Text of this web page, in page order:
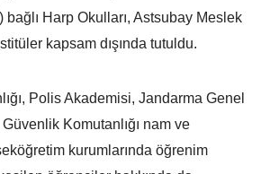
Harp Okulları, Astsubay Meslek
kapsam dışında tutuldu.
Polis Akademisi, Jandarma Genel
Komutanlığı nam ve
kurumlarında öğrenim